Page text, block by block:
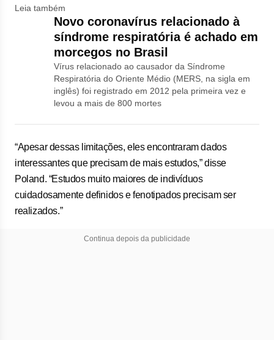
Leia também
Novo coronavírus relacionado à
síndrome respiratória é achado em
morcegos no Brasil
Vírus relacionado ao causador da Síndrome
Respiratória do Oriente Médio (MERS, na sigla em
inglês) foi registrado em 2012 pela primeira vez e
levou a mais de 800 mortes
“Apesar dessas limitações, eles encontraram dados
interessantes que precisam de mais estudos,” disse
Poland. “Estudos muito maiores de indivíduos
cuidadosamente definidos e fenotipados precisam ser
realizados.”
Continua depois da publicidade